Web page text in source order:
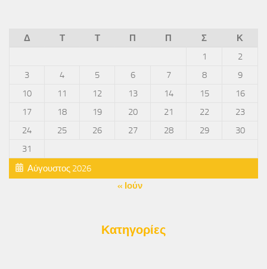
Αύγουστος 2026
Δ Τ Τ Π Π Σ
Κ
1
2
3
4 5 6 7 8
9
10
11 12 13 14 15
16
17
18 19 20 21 22
23
24
25 26 27 28 29
30
31
« Ιούν
Κατηγορίες